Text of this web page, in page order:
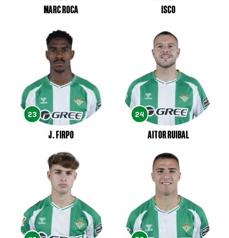
MARC ROCA ISCO
23
J. FIRPO
24
AITOR RUIBAL